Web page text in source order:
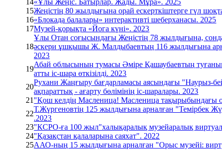
14«Ұлы Жеңіс. Батырлар. Жады. Мұра». 2025
15Жеңістің 80 жылдығына орай ескерткіштерге гүл
16«Блокада балалары» интерактивті шеберханасы. 2025
17Музей-қорықта «Йога күні». 2023
18
Ұлы Отан соғысындағы Жеңістің 78 жылдығына,
әскери ұшқышы Ж. Малдыбаевтың 116 жылдығына
2023
19
Абай облысының тумасы Әміре Қашаубаевтың
атты іс-шара өткізілді. 2023
20
Рухани Жаңғыру бағдарламасы аясындағы "Наурыз-
ақпараттық - ағарту бөлімінің іс-шаралары. 2023
21"Қош келдің Масленица! Масленица тақырыбындағы
22
Т.Жүргеновтің 125 жылдығына арналған "Темірбек
.2023
23"КСРО-ға 100 жыл"халықаралық музейаралық
24"Қазақстан қалаларына саяхат". 2022
25ААО-ның 15 жылдығына арналған "Орыс музейі: